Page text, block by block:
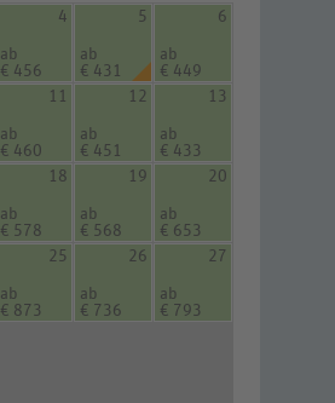
4
ab
€ 456
5
ab
€ 431
6
ab
€ 449
11
ab
€ 460
12
ab
€ 451
13
ab
€ 433
18
ab
€ 578
19
ab
€ 568
20
ab
€ 653
25
ab
€ 873
26
ab
€ 736
27
ab
€ 793